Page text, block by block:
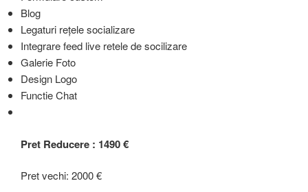
Blog
Legaturi rețele socializare
Integrare feed live retele de socilizare
Galerie Foto
Design Logo
Functie Chat
Pret Reducere : 1490 €
Pret vechi: 2000 €